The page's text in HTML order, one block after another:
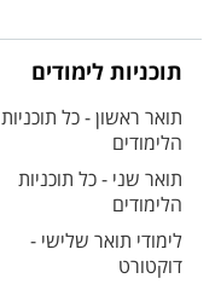
תוכניות לימודים
תואר ראשון - כל תוכניות
הלימודים
תואר שני - כל תוכניות
הלימודים
לימודי תואר שלישי -
דוקטורט